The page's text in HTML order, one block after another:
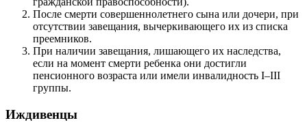
После смерти совершеннолетнего сына или дочери, при
отсутствии завещания, вычеркивающего их из списка
преемников.
При наличии завещания, лишающего их наследства,
если на момент смерти ребенка они достигли
пенсионного возраста или имели инвалидность I–III
группы.
Иждивенцы